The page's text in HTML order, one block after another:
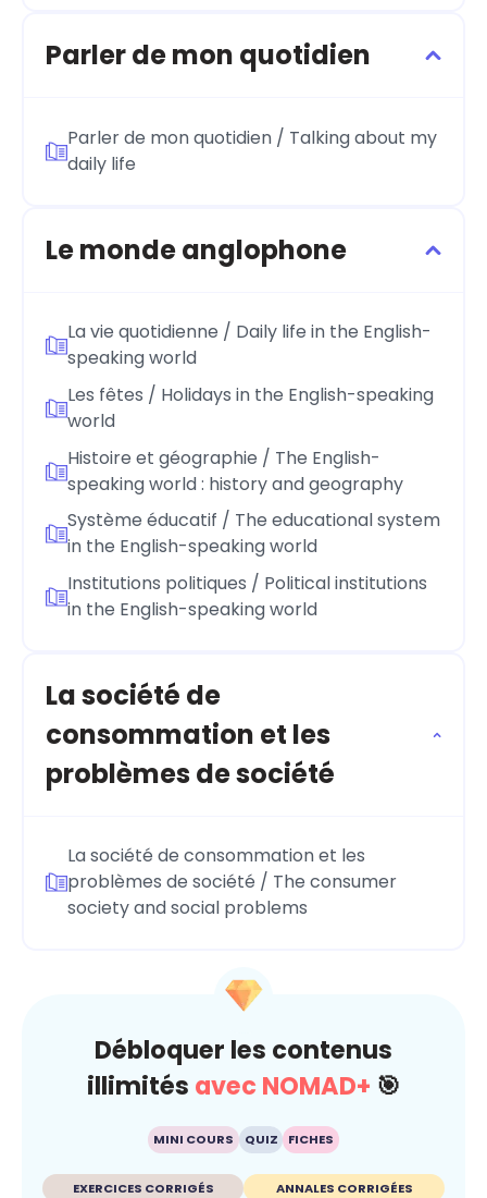
Parler de mon quotidien
Parler de mon quotidien / Talking about my
daily life
Le monde anglophone
La vie quotidienne / Daily life in the English-
speaking world
Les fêtes / Holidays in the English-speaking
world
Histoire et géographie / The English-
speaking world : history and geography
Système éducatif / The educational system
in the English-speaking world
Institutions politiques / Political institutions
in the English-speaking world
La société de
consommation et les
problèmes de société
La société de consommation et les
problèmes de société / The consumer
society and social problems
Débloquer les contenus
illimités avec NOMAD+ 🎯
MINI COURS QUIZ FICHES
EXERCICES CORRIGÉS ANNALES CORRIGÉES